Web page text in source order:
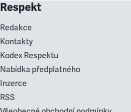
Respekt
Redakce
Kontakty
Kodex Respektu
Nabídka předplatného
Inzerce
RSS